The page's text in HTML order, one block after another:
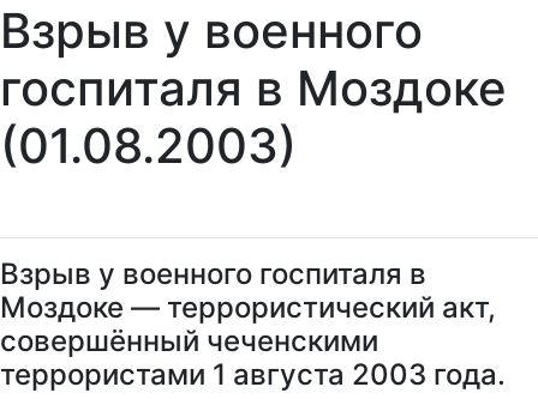
Взрыв у военного
госпиталя в Моздоке
(01.08.2003)
Взрыв у военного госпиталя в
Моздоке — террористический акт,
совершённый чеченскими
террористами 1 августа 2003 года.